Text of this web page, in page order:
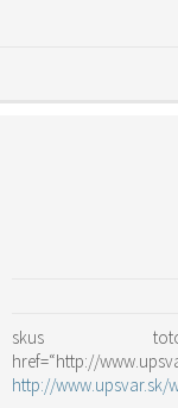
href=“http://
http://www.upsvar.sk/